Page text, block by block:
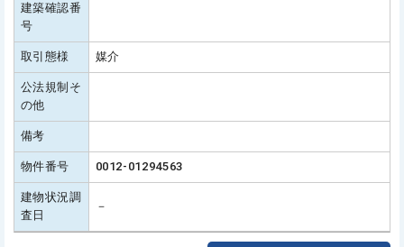
建築確認番
号
取引態様 媒介
公法規制そ
の他
備考
物件番号 0012-01294563
建物状況調
査日
－